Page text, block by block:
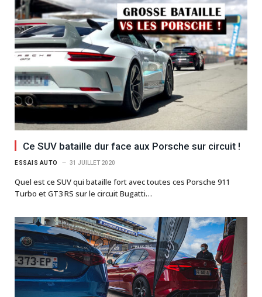
Ce SUV bataille dur face aux Porsche sur circuit !
ESSAIS AUTO 31 JUILLET 2020
Quel est ce SUV qui bataille fort avec toutes ces Porsche 911
Turbo et GT3 RS sur le circuit Bugatti…